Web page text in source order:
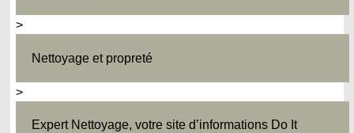
>
Nettoyage et propreté
>
Expert Nettoyage, votre site d’informations Do It